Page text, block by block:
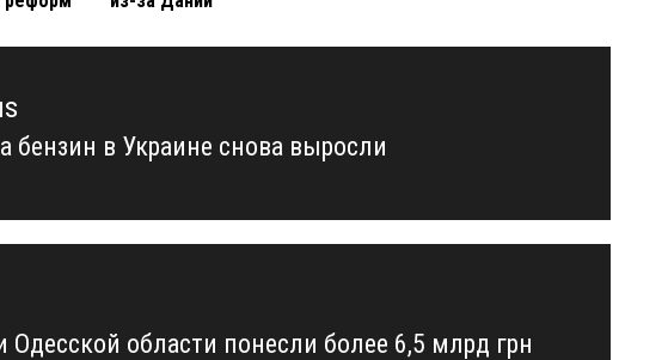
бензин в Украине снова выросли
Одесской области понесли более 6,5 млрд грн